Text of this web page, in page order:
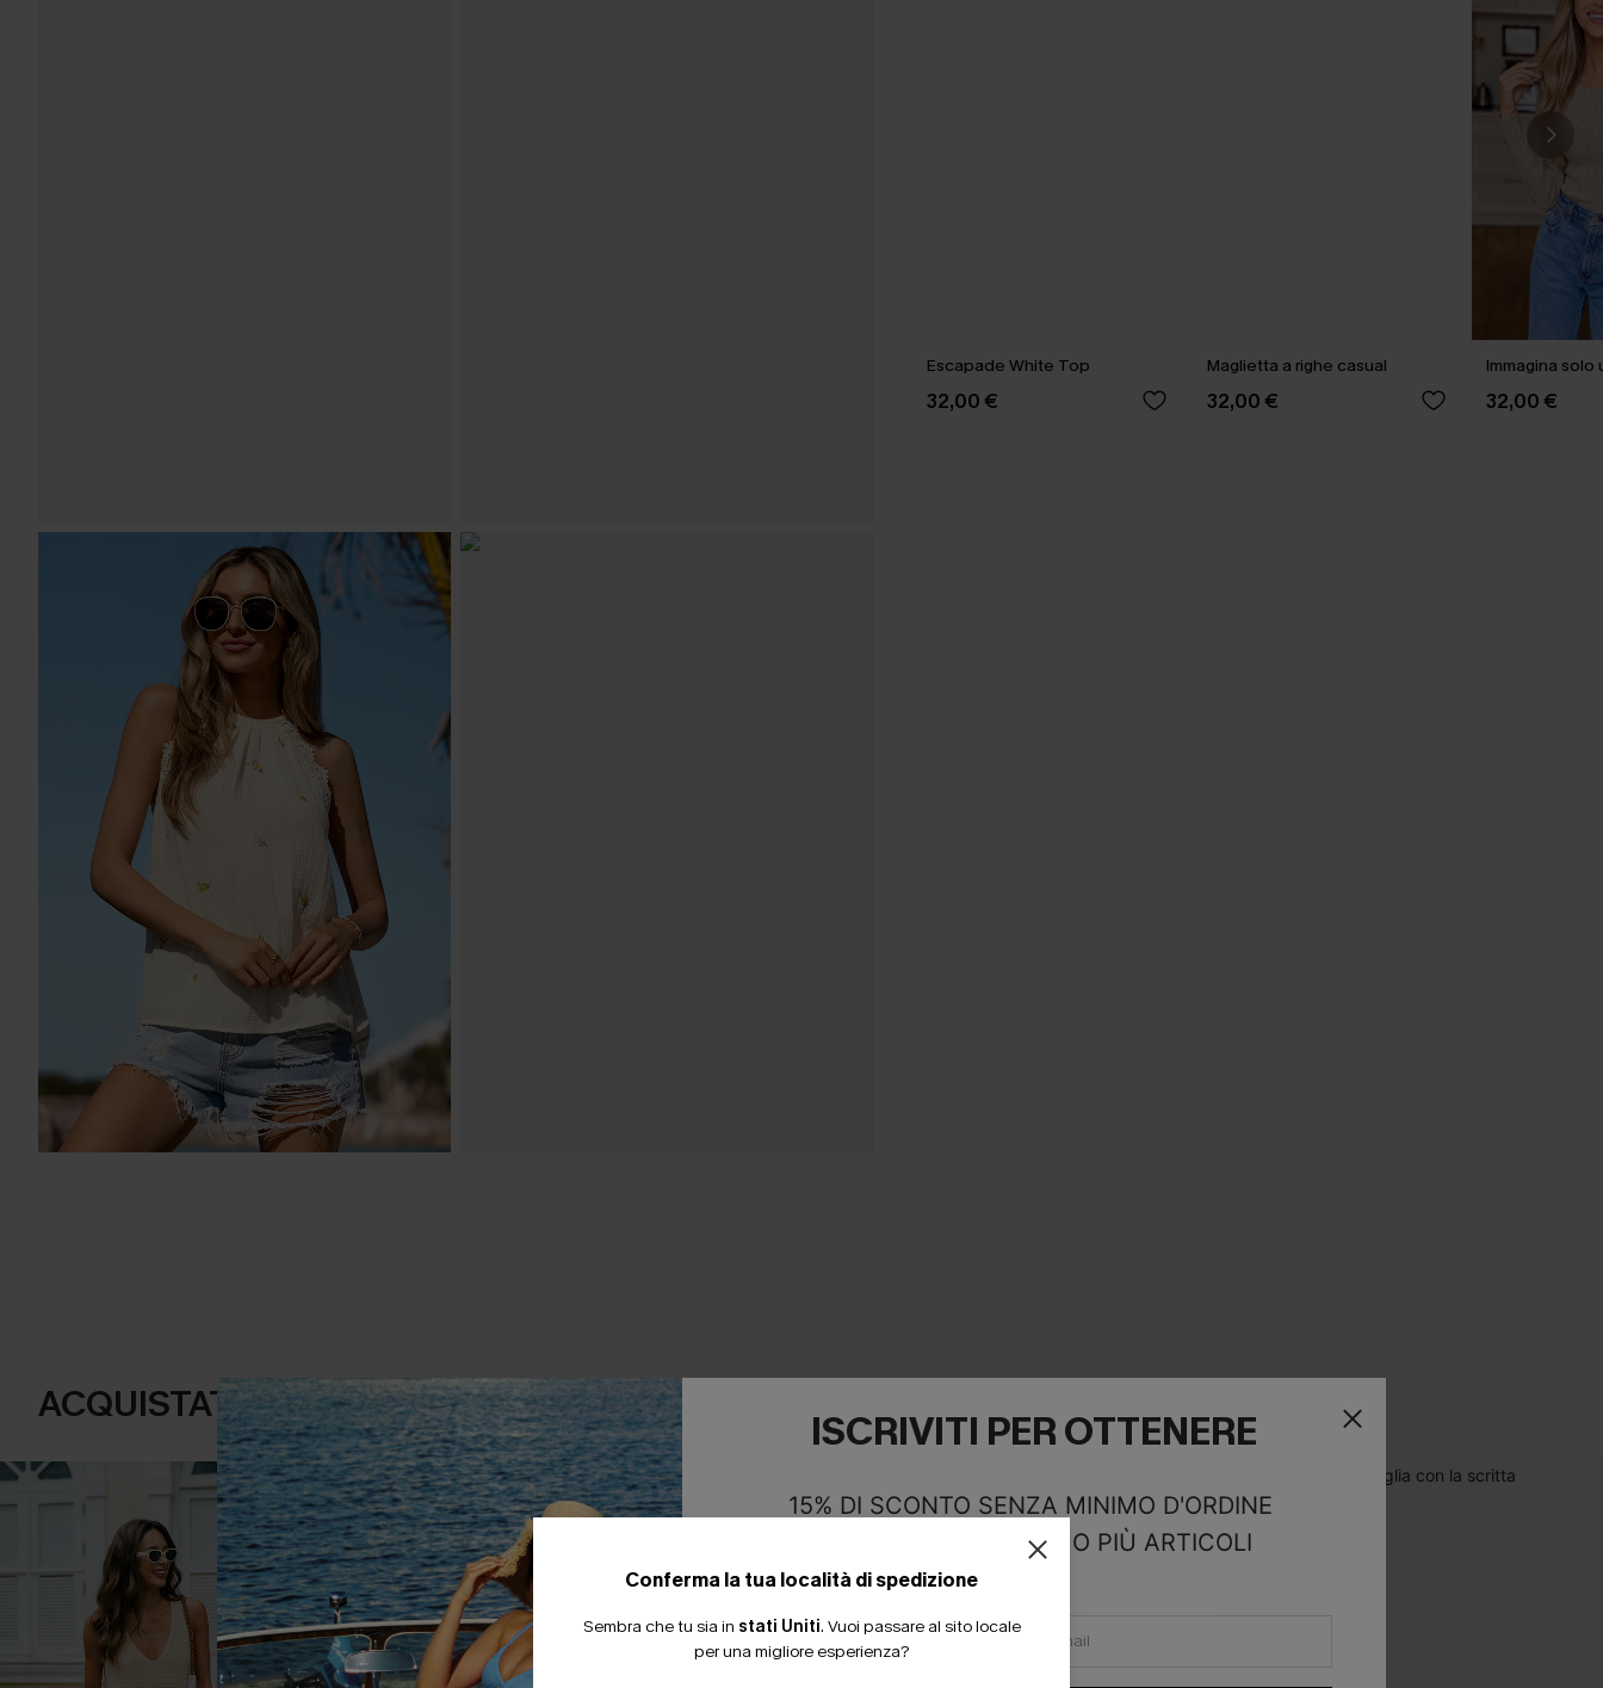
Escapade White Top
32,00 €
Maglietta a righe casual
32,00 €
Immagina
32,00 €
ACQUISTATI FREQUENTEMENTE INSIEME
Conferma la tua località di spedizione
Sembra che tu sia in stati Uniti. Vuoi passare al sito locale
per una migliore esperienza?
ISCRIVITI PER OTTENERE
15% DI SCONTO SENZA MINIMO D'ORDINE
20% DI SCONTO SU 2 O PIÙ ARTICOLI